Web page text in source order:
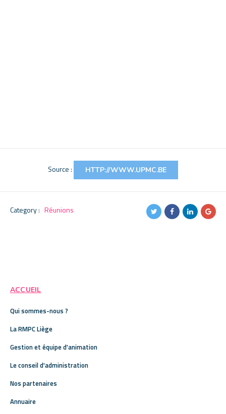
Source : HTTP://WWW.UPMC.BE
Category : Réunions
ACCUEIL
Qui sommes-nous ?
La RMPC Liège
Gestion et équipe d'animation
Le conseil d'administration
Nos partenaires
Annuaire